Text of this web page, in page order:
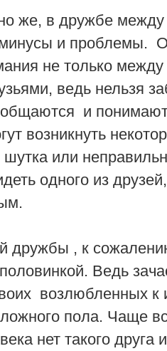
же, в дружбе
и проблемы.
не только
ведь нельзя
общаются и
возникнуть
шутка или
одного из
дружбы , к
Ведь
возлюбленных к
пола. Чаще
нет такого